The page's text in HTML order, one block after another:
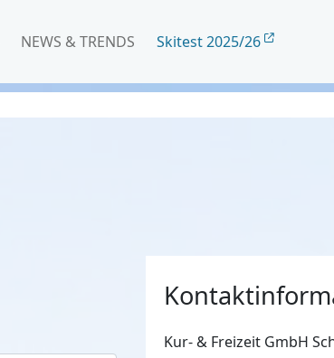
NEWS & TRENDS Skitest 2025/26
Kur- & Freizeit GmbH